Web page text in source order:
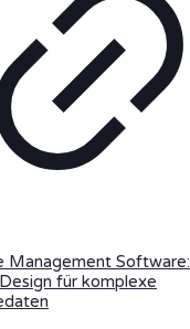
Management Software:
für komplexe